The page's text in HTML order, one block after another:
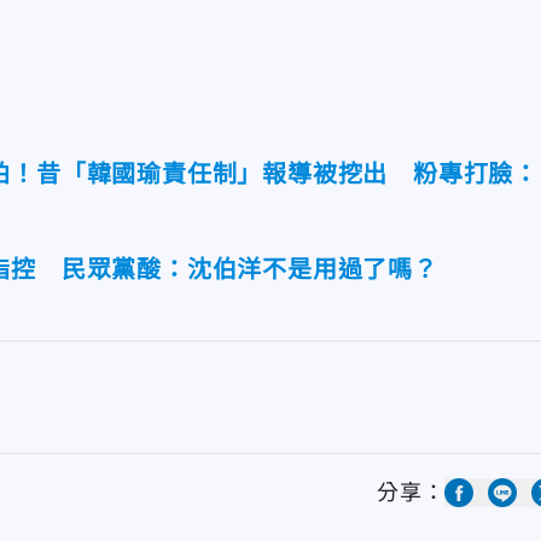
！昔「韓國瑜責任制」報導被挖出 粉專打臉：
控 民眾黨酸：沈伯洋不是用過了嗎？
分享：